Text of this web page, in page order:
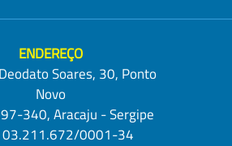
ENDEREÇO
Soares, 30, Ponto
Novo
340, Aracaju - Sergipe
03.211.672/0001-34